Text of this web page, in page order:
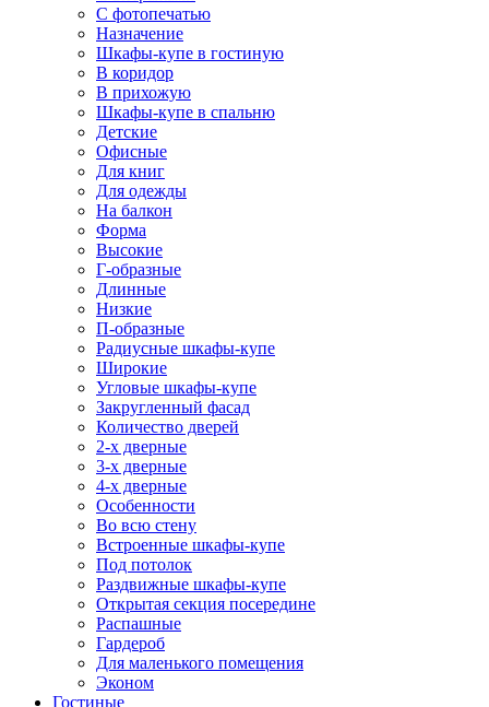
С фотопечатью
Назначение
Шкафы-купе в гостиную
В коридор
В прихожую
Шкафы-купе в спальню
Детские
Офисные
Для книг
Для одежды
На балкон
Форма
Высокие
Г-образные
Длинные
Низкие
П-образные
Радиусные шкафы-купе
Широкие
Угловые шкафы-купе
Закругленный фасад
Количество дверей
2-х дверные
3-х дверные
4-х дверные
Особенности
Во всю стену
Встроенные шкафы-купе
Под потолок
Раздвижные шкафы-купе
Открытая секция посередине
Распашные
Гардероб
Для маленького помещения
Эконом
Гостиные